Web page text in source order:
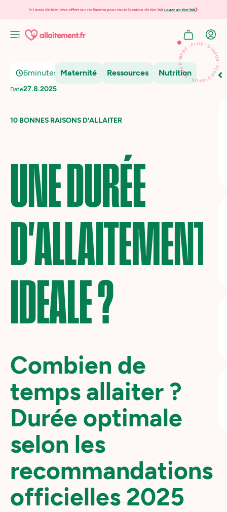
✨1 mois de bien-être offert sur Holimama pour toute location de tire-lait.Louer un tire-lait
6minutes Maternité Ressources Nutrition
Date27.8.2025
10 BONNES RAISONS D'ALLAITER
UNE DURÉE
D'ALLAITEMENT
IDEALE ?
Combien de
temps allaiter ?
Durée optimale
selon les
recommandations
officielles 2025